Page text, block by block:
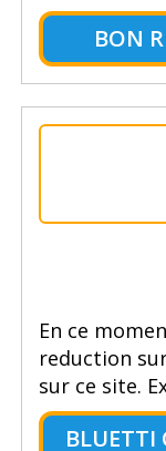
BON
En ce
reduction
sur ce site.
BLUETTI